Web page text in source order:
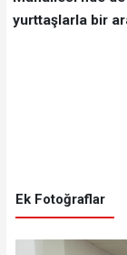
yurttaşlarla bir
Ek Fotoğraflar